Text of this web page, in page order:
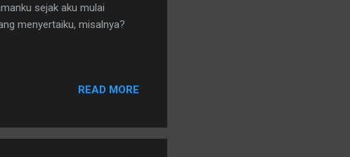
sejak aku mulai
menyertaiku, misalnya?
READ MORE